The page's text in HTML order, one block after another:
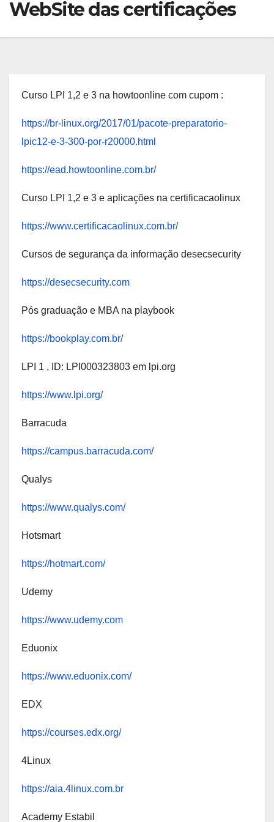
WebSite das certificações
Curso LPI 1,2 e 3 na howtoonline com cupom :
https://br-linux.org/2017/01/pacote-preparatorio-
lpic12-e-3-300-por-r20000.html
https://ead.howtoonline.com.br/
Curso LPI 1,2 e 3 e aplicações na certificacaolinux
https://www.certificacaolinux.com.br/
Cursos de segurança da informação desecsecurity
https://desecsecurity.com
Pós graduação e MBA na playbook
https://bookplay.com.br/
LPI 1 , ID: LPI000323803 em lpi.org
https://www.lpi.org/
Barracuda
https://campus.barracuda.com/
Qualys
https://www.qualys.com/
Hotsmart
https://hotmart.com/
Udemy
https://www.udemy.com
Eduonix
https://www.eduonix.com/
EDX
https://courses.edx.org/
4Linux
https://aia.4linux.com.br
Academy Estabil